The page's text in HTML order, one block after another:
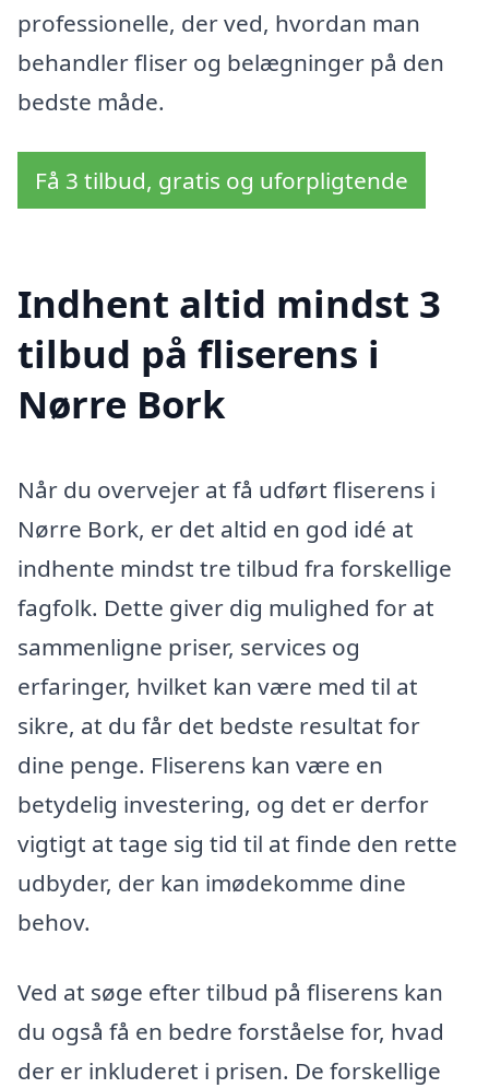
professionelle, der ved, hvordan man
behandler fliser og belægninger på den
bedste måde.
Få 3 tilbud, gratis og uforpligtende
Indhent altid mindst 3
tilbud på fliserens i
Nørre Bork
Når du overvejer at få udført fliserens i
Nørre Bork, er det altid en god idé at
indhente mindst tre tilbud fra forskellige
fagfolk. Dette giver dig mulighed for at
sammenligne priser, services og
erfaringer, hvilket kan være med til at
sikre, at du får det bedste resultat for
dine penge. Fliserens kan være en
betydelig investering, og det er derfor
vigtigt at tage sig tid til at finde den rette
udbyder, der kan imødekomme dine
behov.
Ved at søge efter tilbud på fliserens kan
du også få en bedre forståelse for, hvad
der er inkluderet i prisen. De forskellige